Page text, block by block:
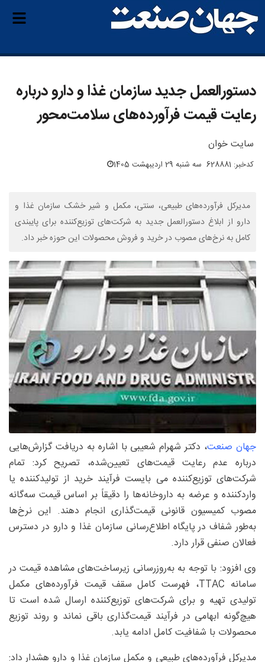
دستورالعمل جدید سازمان غذا و دارو درباره
رعایت قیمت‌ فرآورده‌های سلامت‌محور
سایت خوان
کدخبر: 628881 سه شنبه 29 اردیبهشت 1405
مدیرکل فرآورده‌های طبیعی، سنتی، مکمل و شیر خشک سازمان غذا و
دارو از ابلاغ دستورالعمل جدید به شرکت‌های توزیع‌کننده برای پایبندی
کامل به نرخ‌های مصوب در خرید و فروش محصولات این حوزه خبر داد.
جهان صنعت، دکتر شهرام شعیبی با اشاره به دریافت گزارش‌هایی
درباره عدم رعایت قیمت‌های تعیین‌شده، تصریح کرد: تمام
شرکت‌های توزیع‌کننده می بایست فرآیند خرید از تولیدکننده یا
واردکننده و عرضه به داروخانه‌ها را دقیقاً بر اساس قیمت سه‌گانه
مصوب کمیسیون قانونی قیمت‌گذاری انجام دهند. این نرخ‌ها
به‌طور شفاف در پایگاه اطلاع‌رسانی سازمان غذا و دارو در دسترس
فعالان صنفی قرار دارد.
وی افزود: با توجه به به‌روزرسانی زیرساخت‌های مشاهده قیمت در
سامانه TTAC، فهرست کامل سقف قیمت فرآورده‌های مکمل
تولیدی تهیه و برای شرکت‌های توزیع‌کننده ارسال شده است تا
هیچ‌گونه ابهامی در فرآیند قیمت‌گذاری باقی نماند و روند توزیع
محصولات با شفافیت کامل ادامه یابد.
مدیرکل فرآورده‌های طبیعی و مکمل سازمان غذا و دارو هشدار داد: